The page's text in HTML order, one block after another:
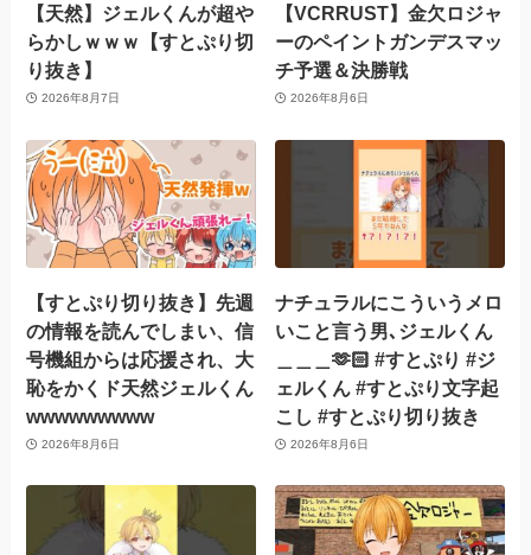
【天然】ジェルくんが超や
らかしｗｗｗ【すとぷり切
り抜き】
2026年8月7日
【VCRRUST】金欠ロジャ
ーのペイントガンデスマッ
チ予選＆決勝戦
2026年8月6日
【すとぷり切り抜き】先週
の情報を読んでしまい、信
号機組からは応援され、大
恥をかくド天然ジェルくん
wwwwwwwww
2026年8月6日
ナチュラルにこういうメロ
いこと言う男､ジェルくん
＿＿＿🫶🏻 #すとぷり #ジ
ェルくん #すとぷり文字起
こし #すとぷり切り抜き
2026年8月6日